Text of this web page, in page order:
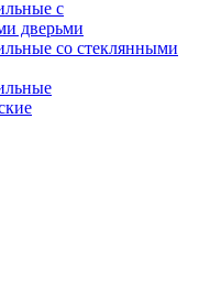
с
дверьми
со стеклянными